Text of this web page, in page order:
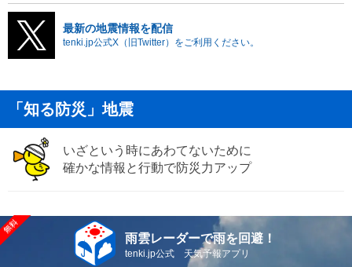
最新の地震情報を配信
tenki.jp公式X（旧Twitter）をご利用ください。
「知る防災」地震
いざという時にあわてないために
確かな情報と行動で防災力アップ
雨雲レーダーで雨を回避！
tenki.jp公式 天気予報アプリ